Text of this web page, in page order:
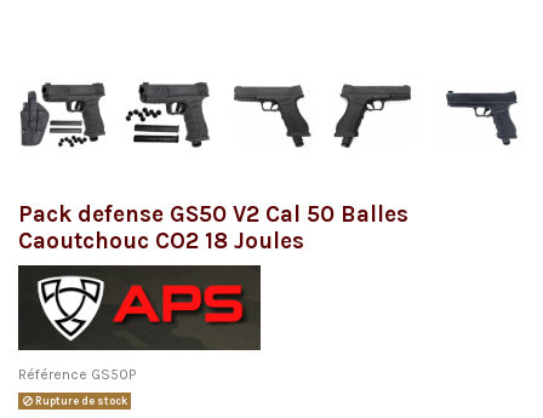
Pack defense GS50 V2 Cal 50 Balles
Caoutchouc CO2 18 Joules
Référence GS50P
Rupture de stock